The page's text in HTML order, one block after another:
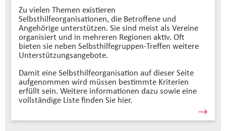
Zu vielen Themen existieren
Selbsthilfeorganisationen, die Betroffene und
Angehörige unterstützen. Sie sind meist als Vereine
organisiert und in mehreren Regionen aktiv. Oft
bieten sie neben Selbsthilfegruppen-Treffen weitere
Unterstützungsangebote.
Damit eine Selbsthilfeorganisation auf dieser Seite
aufgenommen wird müssen bestimmte Kriterien
erfüllt sein. Weitere informationen dazu sowie eine
vollständige Liste finden Sie hier.